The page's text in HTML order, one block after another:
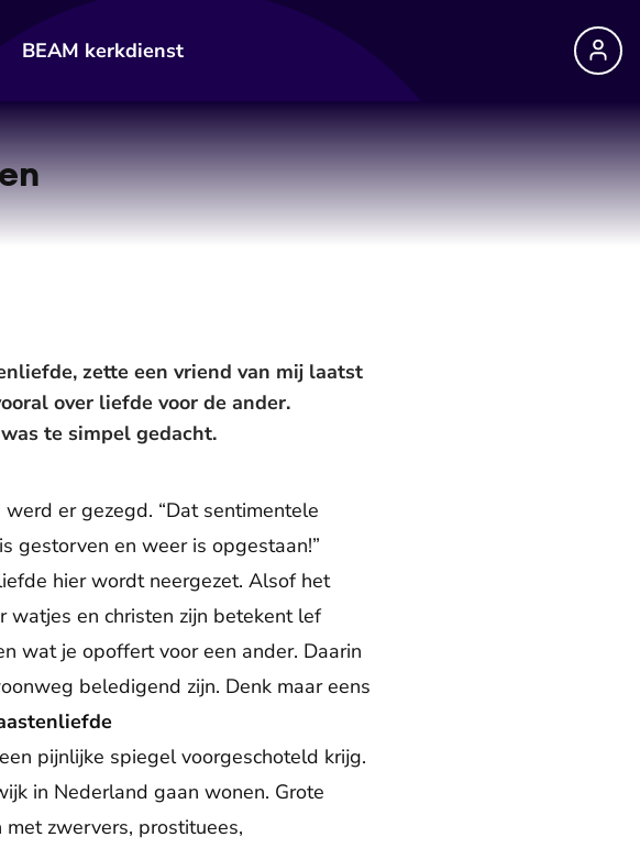
BEAM kerkdienst
zette een vriend van mij laatst
over liefde voor de ander.
te simpel gedacht.
er gezegd. “Dat sentimentele
gestorven en weer is opgestaan!”
hier wordt neergezet. Alsof het
watjes en christen zijn betekent lef
wat je opoffert voor een ander. Daarin
beledigend zijn. Denk maar eens
pijnlijke spiegel voorgeschoteld krijg.
in Nederland gaan wonen. Grote
zwervers, prostituees,